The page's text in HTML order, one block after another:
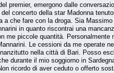
premier, emergono dalle
concerto della star Ma­donna
che fare con la droga. Sia
in quanto riscontrai una
me piccole quantità. Personalmente
Le cessioni da me operate
nella città di Bari. Posso
durante il mio soggiorno in
ricordo di aver ceduto o offerto